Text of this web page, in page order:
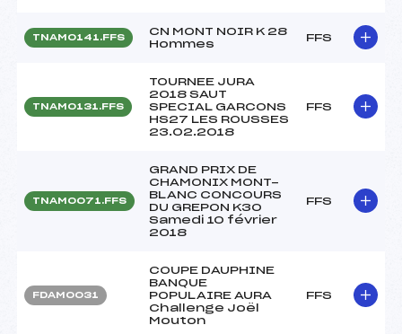
TNAM0141.FFS
CN MONT NOIR K 28
Hommes
FFS
TNAM0131.FFS
TOURNEE JURA
2018 SAUT
SPECIAL GARCONS
HS27 LES ROUSSES
23.02.2018
FFS
TNAM0071.FFS
GRAND PRIX DE
CHAMONIX MONT-
BLANC CONCOURS
DU GREPON K30
Samedi 10 février
2018
FFS
FDAM0031
COUPE DAUPHINE
BANQUE
POPULAIRE AURA
Challenge Joël
Mouton
FFS